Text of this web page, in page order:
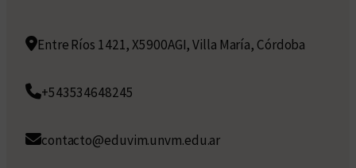
Entre Ríos 1421, X5900AGI, Villa María, Córdoba
+543534648245
contacto@eduvim.unvm.edu.ar